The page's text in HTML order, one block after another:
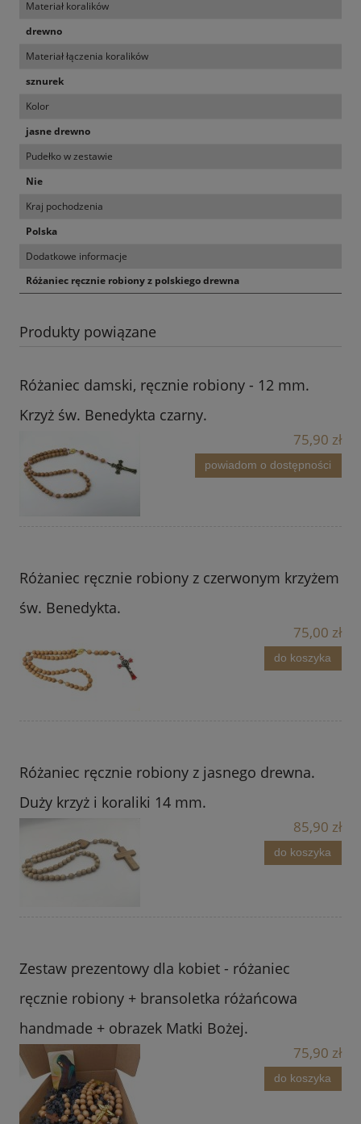
Materiał koralików
drewno
Materiał łączenia koralików
sznurek
Kolor
jasne drewno
Pudełko w zestawie
Nie
Kraj pochodzenia
Polska
Dodatkowe informacje
Różaniec ręcznie robiony z polskiego drewna
Produkty powiązane
Różaniec damski, ręcznie robiony - 12 mm.
Krzyż św. Benedykta czarny.
75,90 zł
powiadom o dostępności
Różaniec ręcznie robiony z czerwonym krzyżem
św. Benedykta.
75,00 zł
do koszyka
Różaniec ręcznie robiony z jasnego drewna.
Duży krzyż i koraliki 14 mm.
85,90 zł
do koszyka
Zestaw prezentowy dla kobiet - różaniec
ręcznie robiony + bransoletka różańcowa
handmade + obrazek Matki Bożej.
75,90 zł
do koszyka